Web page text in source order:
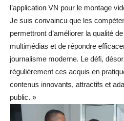
l’application VN pour le montage
Je suis convaincu que les
permettront d’améliorer la qualité
multimédias et de répondre
journalisme moderne. Le défi,
régulièrement ces acquis en
contenus innovants, attractifs et
public. »